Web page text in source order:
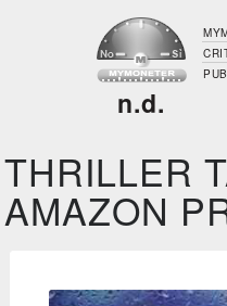
n.d.
THRILLER
AMAZON